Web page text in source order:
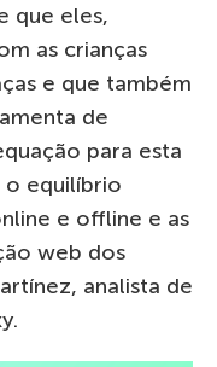
que eles,
as crianças
e que também
de
para esta
o equilíbrio
e offline e as
web dos
analista de